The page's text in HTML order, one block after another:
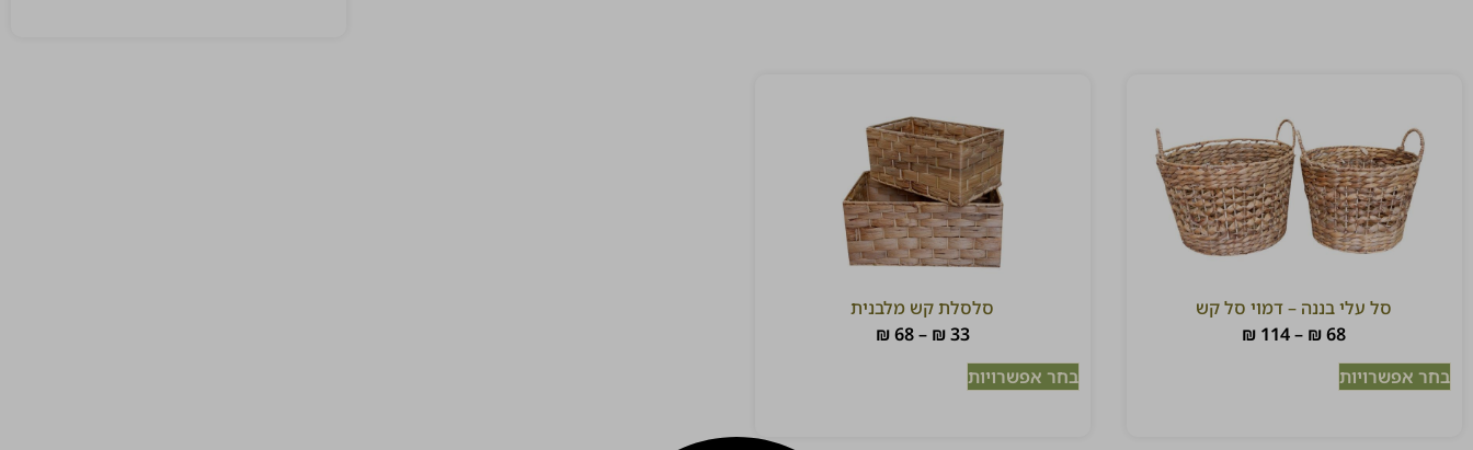
סל עלי בננה – דמוי סל קש
₪68
–
₪ 114
בחר אפשרויות
סלסלת קש מלבנית
₪33
–
₪68
בחר אפשרויות